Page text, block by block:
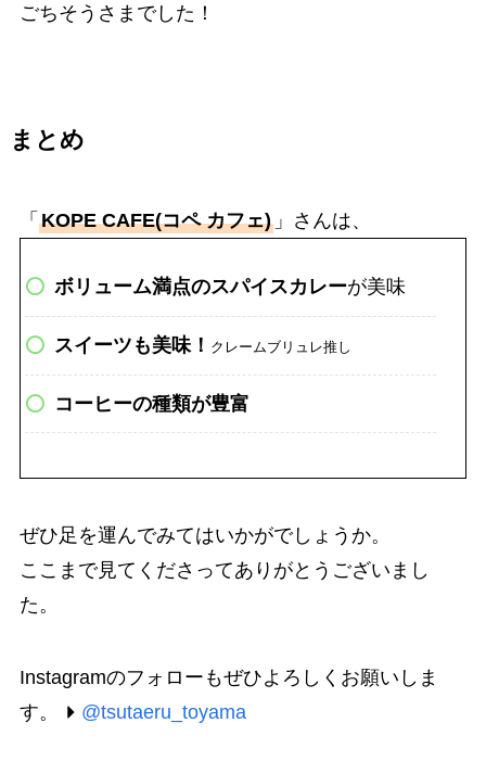
ごちそうさまでした！
まとめ
「 KOPE CAFE(コペ カフェ)」さんは、
ボリューム満点のスパイスカレーが美味
スイーツも美味！ クレームブリュレ推し
コーヒーの種類が豊富
ぜひ足を運んでみてはいかがでしょうか。
ここまで見てくださってありがとうございまし
た。
Instagramのフォローもぜひよろしくお願いしま
す。
@tsutaeru_toyama